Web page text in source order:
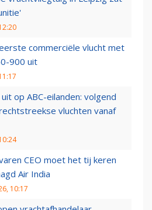
commerciële vlucht met
900 uit
op ABC-eilanden: volgend
vluchten vanaf
CEO moet het tij keren
Air India
10:17